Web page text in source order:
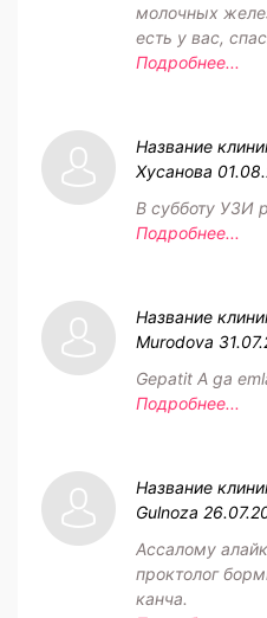
молочных
есть у вас,
Подробнее...
Название
Хусанова
В субботу УЗИ
Подробнее...
Название
Murodova
Gepatit A ga
Подробнее...
Название
Gulnoza
Ассалому
проктолог
канча.